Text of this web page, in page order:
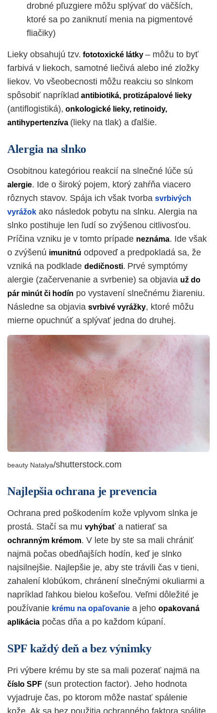
drobné pľuzgiere môžu splývať do väčších,
ktoré sa po zaniknutí menia na pigmentové
fliačiky)
Lieky obsahujú tzv. fototoxické látky – môžu to byť
farbivá v liekoch, samotné liečivá alebo iné zložky
liekov. Vo všeobecnosti môžu reakciu so slnkom
spôsobiť napríklad antibiotiká, protizápalové lieky
(antiflogistiká), onkologické lieky, retinoidy,
antihypertenzíva (lieky na tlak) a ďalšie.
Alergia na slnko
Osobitnou kategóriou reakcií na slnečné lúče sú
alergie. Ide o široký pojem, ktorý zahŕňa viacero
rôznych stavov. Spája ich však tvorba svrbivých
vyrážok ako následok pobytu na slnku. Alergia na
slnko postihuje len ľudí so zvýšenou citlivosťou.
Príčina vzniku je v tomto prípade neznáma. Ide však
o zvýšenú imunitnú odpoveď a predpokladá sa, že
vzniká na podklade dedičnosti. Prvé symptómy
alergie (začervenanie a svrbenie) sa objavia už do
pár minút či hodín po vystavení slnečnému žiareniu.
Následne sa objavia svrbivé vyrážky, ktoré môžu
mierne opuchnúť a splývať jedna do druhej.
beauty Natalya/shutterstock.com
Najlepšia ochrana je prevencia
Ochrana pred poškodením kože vplyvom slnka je
prostá. Stačí sa mu vyhýbať a natierať sa
ochranným krémom. V lete by ste sa mali chrániť
najmä počas obedňajších hodín, keď je slnko
najsilnejšie. Najlepšie je, aby ste trávili čas v tieni,
zahalení klobúkom, chránení slnečnými okuliarmi a
napríklad ľahkou bielou košeľou. Veľmi dôležité je
používanie krému na opaľovanie a jeho opakovaná
aplikácia počas dňa a po každom kúpaní.
SPF každý deň a bez výnimky
Pri výbere krému by ste sa mali pozerať najmä na
číslo SPF (sun protection factor). Jeho hodnota
vyjadruje čas, po ktorom môže nastať spálenie
kože. Ak sa bez použitia ochranného faktora spálite